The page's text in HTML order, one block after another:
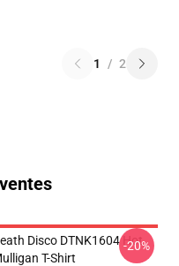
1 / 2
Disco DTNK1604 Hot
T-Shirt
-20%